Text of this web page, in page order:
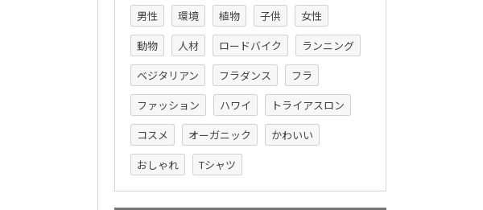
男性
環境 植物 子供
女性
動物
人材 ロードバイク
ランニング
ベジタリアン
フラダンス
フラ
ファッション
ハワイ
トライアスロン
コスメ
オーガニック
かわいい
おしゃれ
Tシャツ